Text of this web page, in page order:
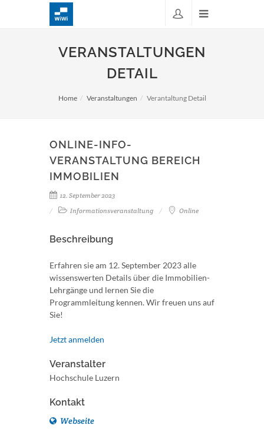
VERANSTALTUNGEN
DETAIL
Home Veranstaltungen Verantaltung Detail
ONLINE-INFO-
VERANSTALTUNG BEREICH
IMMOBILIEN
12. September 2023
Informationsveranstaltung
Online
Beschreibung
Erfahren sie am 12. September 2023 alle
wissenswerten Details über die Immobilien-
Lehrgänge und lernen Sie die
Programmleitung kennen. Wir freuen uns auf
Sie!
Jetzt anmelden
Veranstalter
Hochschule Luzern
Kontakt
Webseite